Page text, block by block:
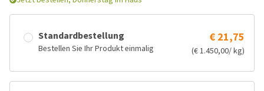
Standardbestellung
Bestellen Sie Ihr Produkt einmalig
€ 21,75
(€ 1.450,00/ kg)